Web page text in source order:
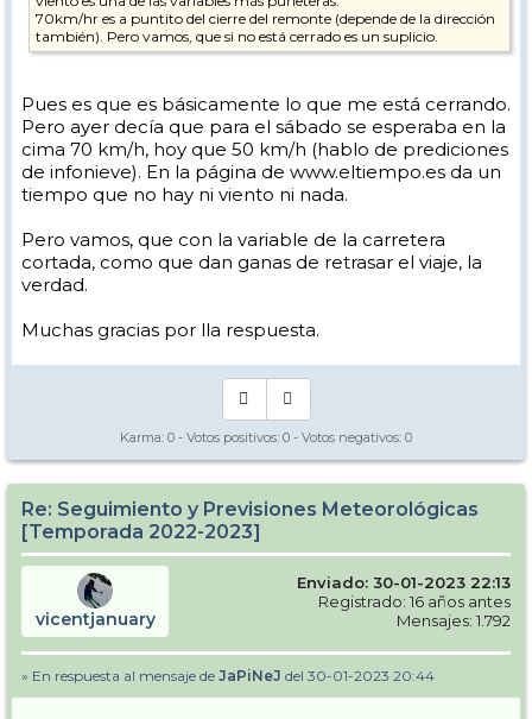
70km/hr es a puntito del cierre del remonte (depende de la dirección
también). Pero vamos, que si no está cerrado es un suplicio.
Pues es que es básicamente lo que me está cerrando.
Pero ayer decía que para el sábado se esperaba en la
cima 70 km/h, hoy que 50 km/h (hablo de prediciones
de infonieve). En la página de www.eltiempo.es da un
tiempo que no hay ni viento ni nada.
Pero vamos, que con la variable de la carretera
cortada, como que dan ganas de retrasar el viaje, la
verdad.
Muchas gracias por lla respuesta.
Karma: 0 - Votos positivos: 0 - Votos negativos: 0
Re: Seguimiento y Previsiones Meteorológicas
[Temporada 2022-2023]
vicentjanuary
Enviado: 30-01-2023 22:13
Registrado: 16 años antes
Mensajes: 1.792
» En respuesta al mensaje de JaPiNeJ del 30-01-2023 20:44